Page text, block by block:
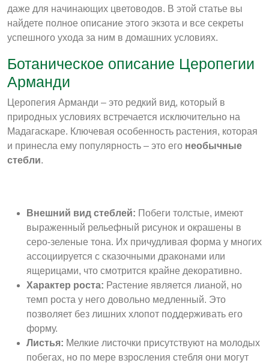
даже для начинающих цветоводов. В этой статье вы
найдете полное описание этого экзота и все секреты
успешного ухода за ним в домашних условиях.
Ботаническое описание Церопегии
Арманди
Церопегия Арманди – это редкий вид, который в
природных условиях встречается исключительно на
Мадагаскаре. Ключевая особенность растения, которая
и принесла ему популярность – это его необычные
стебли.
Внешний вид стеблей: Побеги толстые, имеют
выраженный рельефный рисунок и окрашены в
серо-зеленые тона. Их причудливая форма у многих
ассоциируется с сказочными драконами или
ящерицами, что смотрится крайне декоративно.
Характер роста: Растение является лианой, но
темп роста у него довольно медленный. Это
позволяет без лишних хлопот поддерживать его
форму.
Листья: Мелкие листочки присутствуют на молодых
побегах, но по мере взросления стебля они могут